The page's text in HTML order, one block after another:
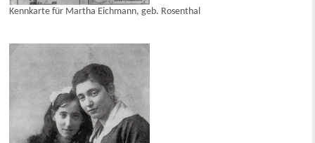
Kennkarte für Martha Eichmann, geb. Rosenthal